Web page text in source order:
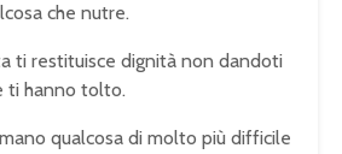
che nutre.
ti restituisce dignità non dandoti
ti hanno tolto.
qualcosa di molto più difficile